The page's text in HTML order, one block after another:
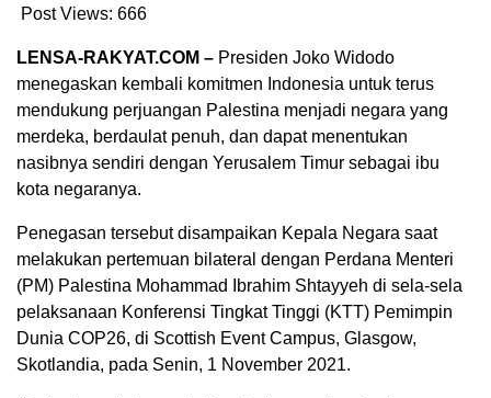
Post Views: 666
LENSA-RAKYAT.COM – Presiden Joko Widodo
menegaskan kembali komitmen Indonesia untuk terus
mendukung perjuangan Palestina menjadi negara yang
merdeka, berdaulat penuh, dan dapat menentukan
nasibnya sendiri dengan Yerusalem Timur sebagai ibu
kota negaranya.
Penegasan tersebut disampaikan Kepala Negara saat
melakukan pertemuan bilateral dengan Perdana Menteri
(PM) Palestina Mohammad Ibrahim Shtayyeh di sela-sela
pelaksanaan Konferensi Tingkat Tinggi (KTT) Pemimpin
Dunia COP26, di Scottish Event Campus, Glasgow,
Skotlandia, pada Senin, 1 November 2021.